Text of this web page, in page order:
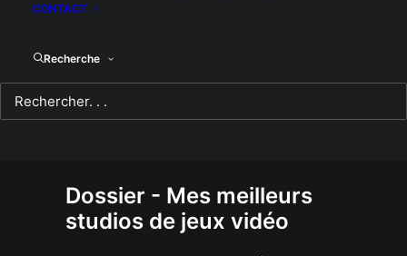
CONTACT
Recherche
Dossier - Mes meilleurs
studios de jeux vidéo